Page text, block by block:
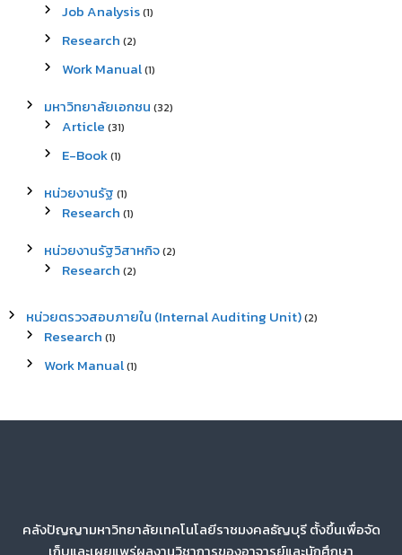
Job Analysis(1)
Research (2)
Work Manual(1)
มหาวิทยาลัยเอกชน (32)
Article (31)
E-Book(1)
หน่วยงานรัฐ (1)
Research (1)
หน่วยงานรัฐวิสาหกิจ(2)
Research (2)
หน่วยตรวจสอบภายใน (Internal Auditing Unit)(2)
Research (1)
Work Manual(1)
คลังปัญญามหาวิทยาลัยเทคโนโลยีราชมงคลธัญบุรี ตั้งขึ้นเพื่อจัด